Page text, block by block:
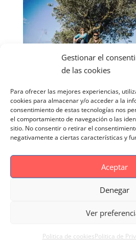
Gestionar el
de las cookies
Para ofrecer las mejores experiencias,
cookies para almacenar y/o acceder a la
consentimiento de estas tecnologías nos
el comportamiento de navegación o las
sitio. No consentir o retirar el
negativamente a ciertas características y
Aceptar
Denegar
Ver
Politica de cookiesPolitica de
Politica de Privacidad